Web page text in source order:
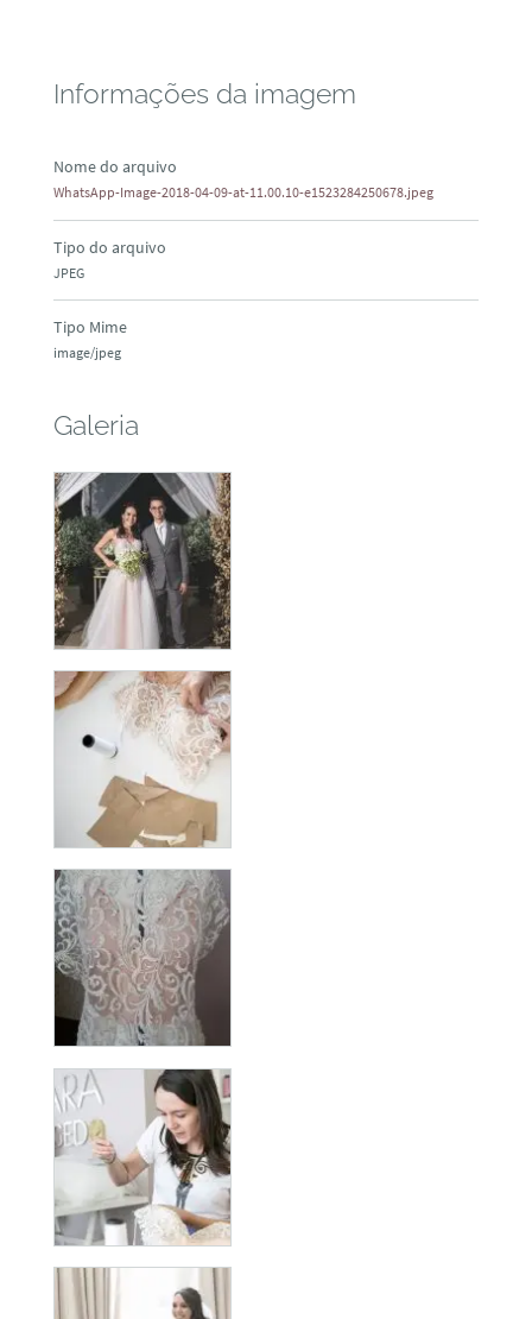
Informações da imagem
Nome do arquivo
WhatsApp-Image-2018-04-09-at-11.00.10-e1523284250678.jpeg
Tipo do arquivo
JPEG
Tipo Mime
image/jpeg
Galeria